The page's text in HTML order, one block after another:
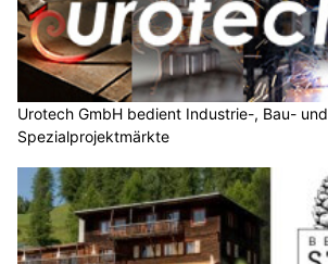
Urotech GmbH bedient Industrie-, Bau- und
Spezialprojektmärkte